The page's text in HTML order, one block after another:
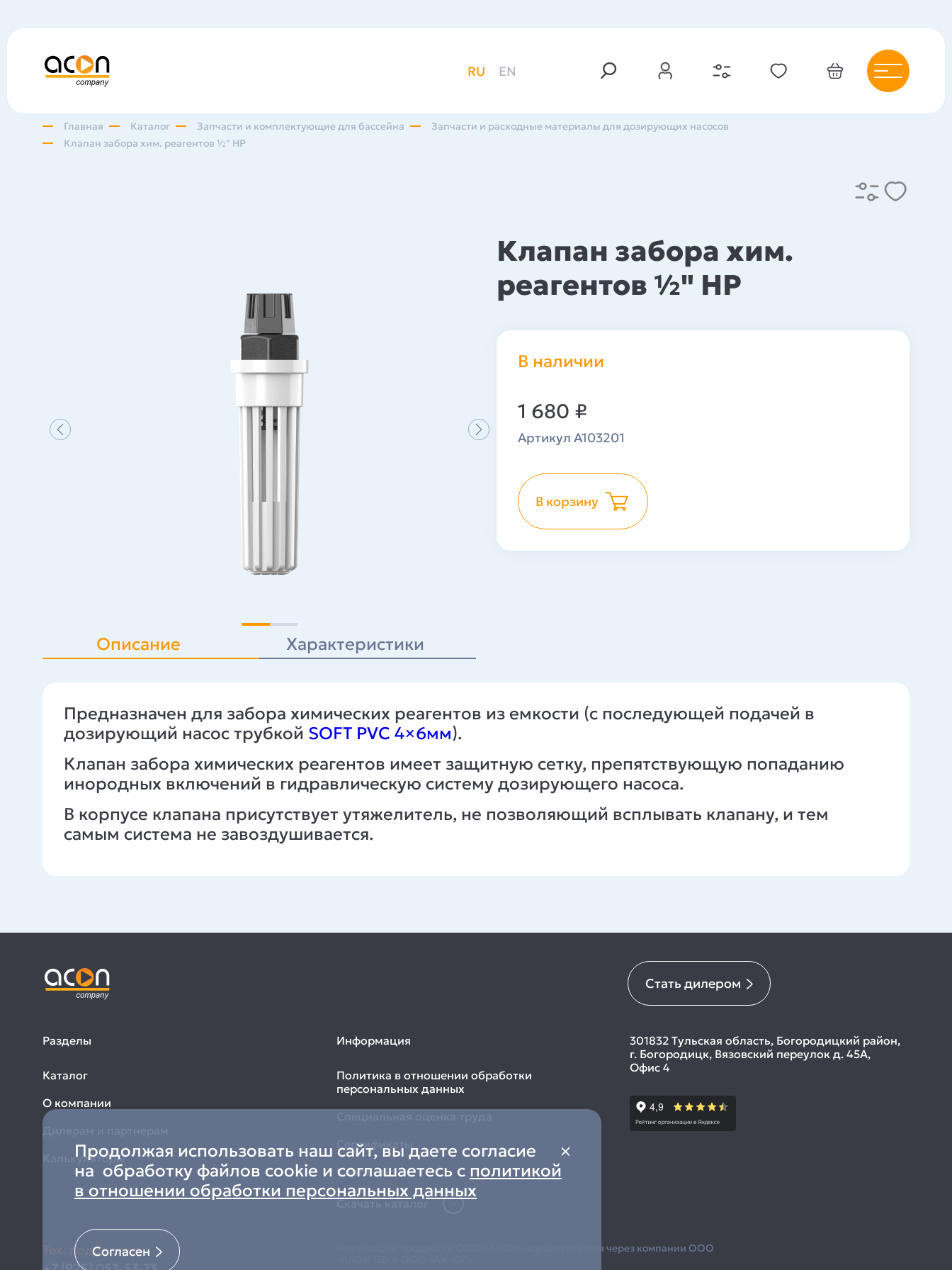
RU EN
Продолжая использовать наш сайт, вы даете согласие
на обработку файлов cookie и соглашаетесь с политикой
в отношении обработки персональных данных
Согласен
Главная Каталог Запчасти и комплектующие для бассейна
Запчасти и расходные материалы для дозирующих насосов
Клапан забора хим. реагентов ½" НР
Клапан забора хим.
реагентов ½" НР
В наличии
1 680 ₽
Артикул A103201
В корзину
Описание Характеристики
Предназначен для забора химических реагентов из емкости (с последующей подачей в
дозирующий насос трубкой SOFT PVC 4×6мм).
Клапан забора химических реагентов имеет защитную сетку, препятствующую попаданию
инородных включений в гидравлическую систему дозирующего насоса.
В корпусе клапана присутствует утяжелитель, не позволяющий всплывать клапану, и тем
самым система не завоздушивается.
Стать дилером
Разделы
Каталог
О компании
Калькуляторы
Информация
Политика в отношении обработки
персональных данных
Сертификаты
Карта сайта
Скачать каталог
301832 Тульская область, Богородицкий район,
г. Богородицк, Вязовский переулок д. 45А,
Офис 4
Тех. поддержка
Реализация продукции ООО «АКОН» осуществляется через компании ООО